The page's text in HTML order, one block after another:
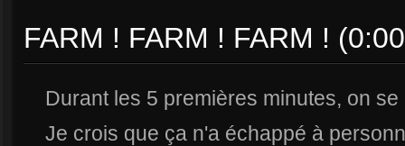
FARM ! FARM ! FARM !
Durant les 5 premières minutes, on
Je crois que ça n'a échappé à